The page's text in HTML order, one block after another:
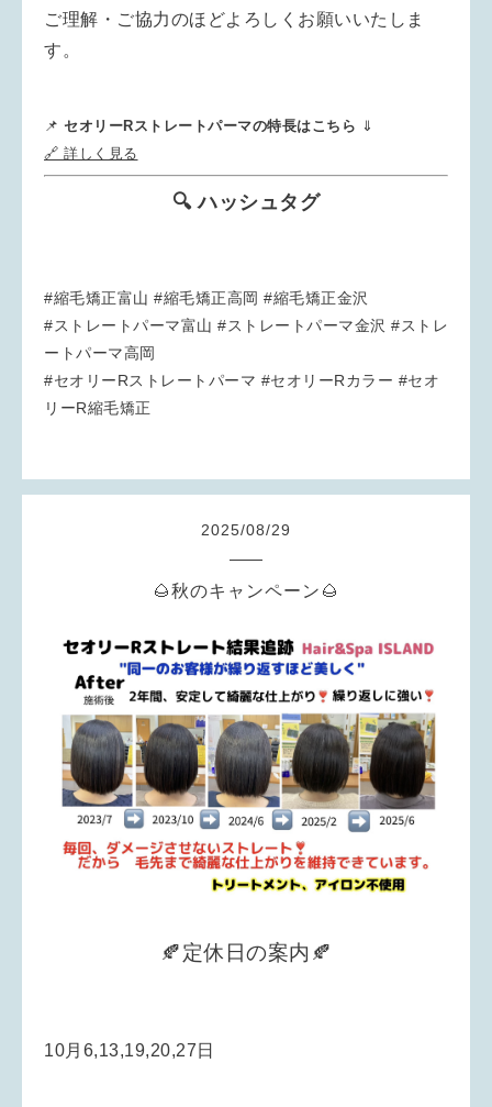
ご理解・ご協力のほどよろしくお願いいたしま
す。
📌 セオリーRストレートパーマの特長はこちら ⇓
🔗 詳しく見る
🔍 ハッシュタグ
#縮毛矯正富山 #縮毛矯正高岡 #縮毛矯正金沢
#ストレートパーマ富山 #ストレートパーマ金沢 #ストレ
ートパーマ高岡
#セオリーRストレートパーマ #セオリーRカラー #セオ
リーR縮毛矯正
2025/08/29
🌰秋のキャンペーン🌰
🍂定休日の案内🍂
10月6,13,19,20,27日